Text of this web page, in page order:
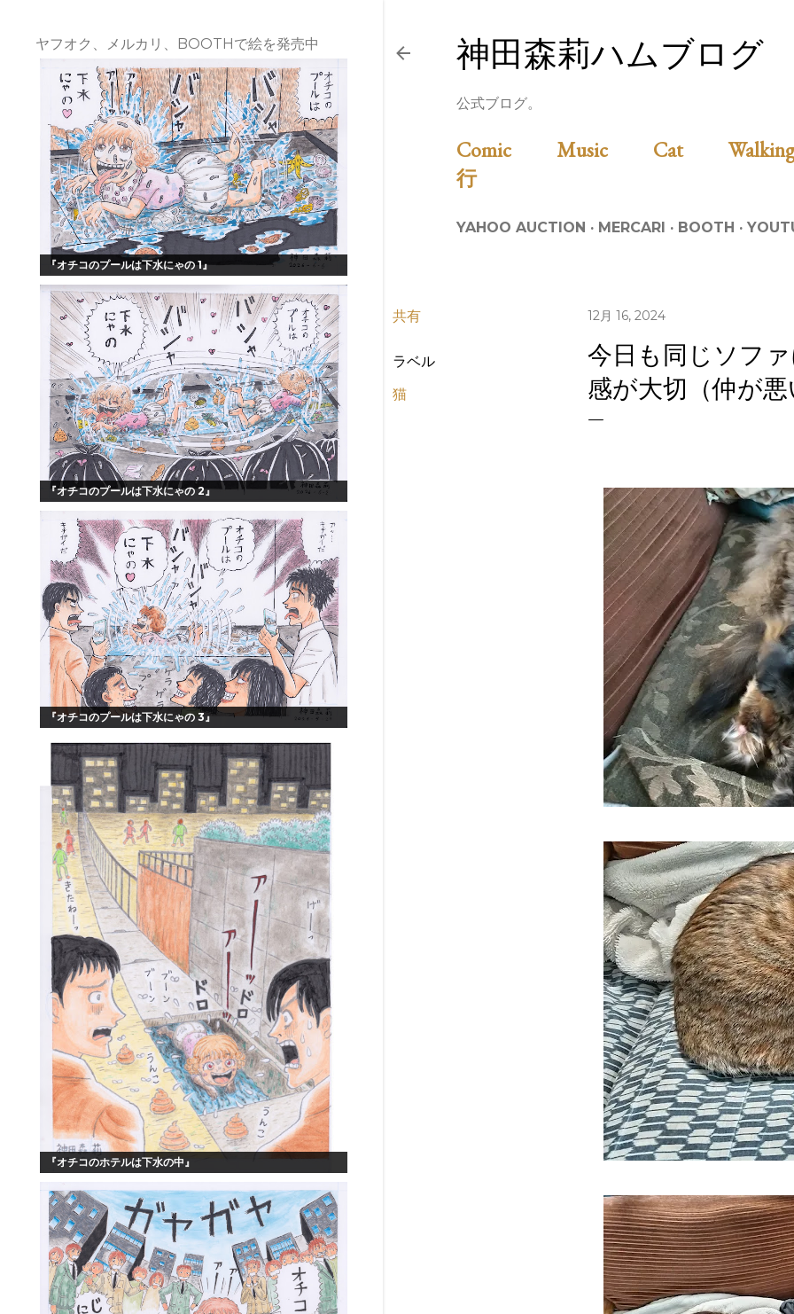
神田森莉ハムブログ
公式ブログ。
Comic Music Cat
行
YAHOO AUCTION MERCARI BOOTH
共有
ラベル
猫
12月 16, 2024
今日も同じソフ
感が大切（仲が
ヤフオク、メルカリ、BOOTHで絵を発売中
『オチコのプールは下水にゃの 1』
『オチコのプールは下水にゃの 2』
『オチコのプールは下水にゃの 3』
『オチコのホテルは下水の中』